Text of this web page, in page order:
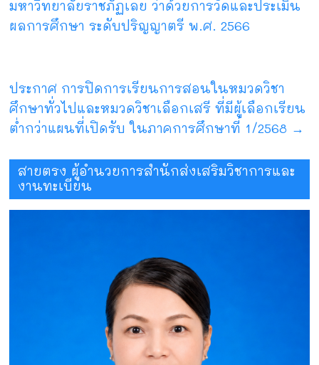
มหาวิทยาลัยราชภัฏเลย ว่าด้วยการวัดและประเมิน
ผลการศึกษา ระดับปริญญาตรี พ.ศ. 2566
ประกาศ การปิดการเรียนการสอนในหมวดวิชา
ศึกษาทั่วไปและหมวดวิชาเลือกเสรี ที่มีผู้เลือกเรียน
ต่ำกว่าแผนที่เปิดรับ ในภาคการศึกษาที่ 1/2568 →
สายตรง ผู้อำนวยการสำนักส่งเสริมวิชาการและ
งานทะเบียน